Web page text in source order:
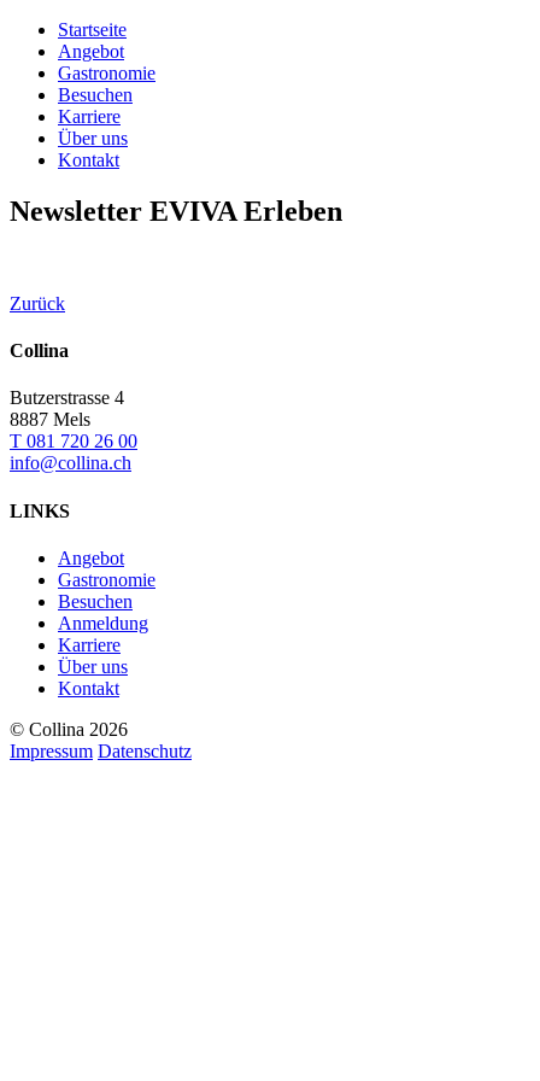
Startseite
Angebot
Gastronomie
Besuchen
Karriere
Über uns
Kontakt
Newsletter EVIVA Erleben
Zurück
Collina
Butzerstrasse 4
8887 Mels
T 081 720 26 00
info@collina.ch
LINKS
Angebot
Gastronomie
Besuchen
Anmeldung
Karriere
Über uns
Kontakt
© Collina 2026
Impressum Datenschutz